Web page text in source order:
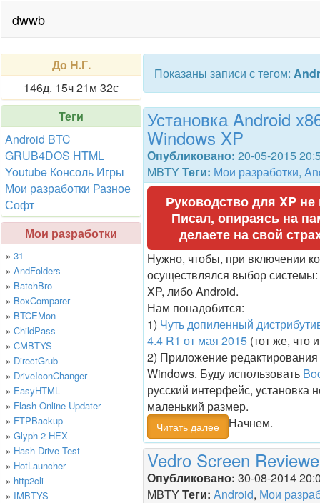
dwwb
До Н.Г.
146д. 15ч 21м 31с
Теги
Android BTC
GRUB4DOS HTML
Youtube Консоль Игры
Мои разработки Разное
Софт
Мои разработки
» 31
» AndFolders
» BatchBro
» BoxComparer
» BTCEMon
» ChildPass
» CMBTYS
» DirectGrub
» DriveIconChanger
» EasyHTML
» Flash Online Updater
» FTPBackup
» Glyph 2 HEX
» Hash Drive Test
» HotLauncher
» http2cli
» IMBTYS
Показаны записи с тегом:
Установка Android
Windows XP
Опубликовано: 20-05-2015
MBTYТеги: Мои разработки,
Руководство для XP
Писал, опираясь на
делаете на свой
Нужно, чтобы, при включении
осуществлялся выбор
XP, либо Android.
Нам понадобится:
1) Чуть допиленный
4.4 R1 от мая 2015 (тот же, что
2) Приложение редактирования
Windows. Буду использовать
русский интерфейс, установка
маленький размер.
Начнем.
Читать далее
Vedro Screen
Опубликовано: 30-08-2014
MBTYТеги: Android, Мои